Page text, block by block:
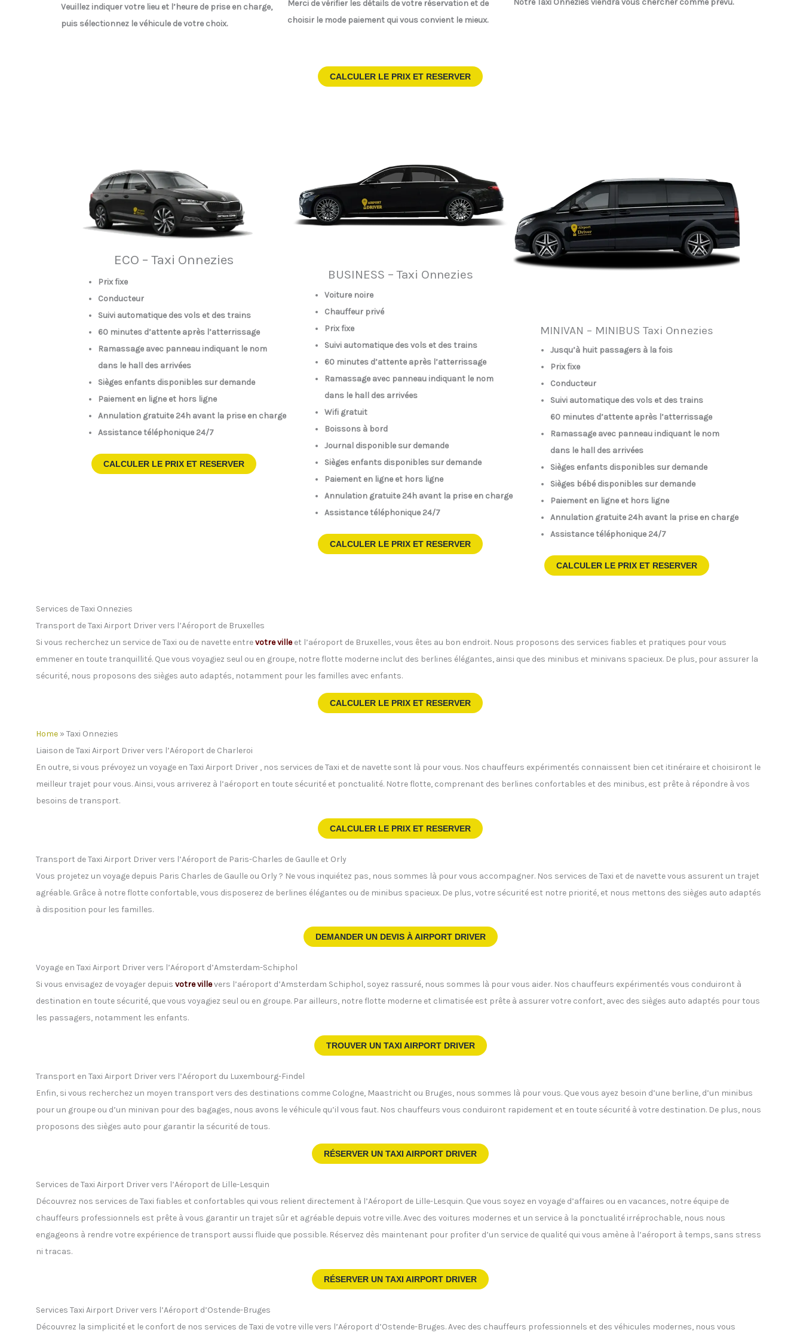
Veuillez indiquer votre lieu et l’heure de prise en charge,
puis sélectionnez le véhicule de votre choix.
Merci de vérifier les détails de votre réservation et de
choisir le mode paiement qui vous convient le mieux.
Notre Taxi Onneziesviendra vous chercher comme prévu.
CALCULER LE PRIX ET RESERVER
ECO – Taxi Onnezies
Prix fixe
Conducteur
Suivi automatique des vols et des trains
60 minutes d’attente après l’atterrissage
Ramassage avec panneau indiquant le nom
dans le hall des arrivées
Sièges enfants disponibles sur demande
Paiement en ligne et hors ligne
Annulation gratuite 24h avant la prise en charge
Assistance téléphonique 24/7
CALCULER LE PRIX ET RESERVER
BUSINESS – Taxi Onnezies
Voiture noire
Chauffeur privé
Prix fixe
Suivi automatique des vols et des trains
60 minutes d’attente après l’atterrissage
Ramassage avec panneau indiquant le nom
dans le hall des arrivées
Wifi gratuit
Boissons à bord
Journal disponible sur demande
Sièges enfants disponibles sur demande
Paiement en ligne et hors ligne
Annulation gratuite 24h avant la prise en charge
Assistance téléphonique 24/7
CALCULER LE PRIX ET RESERVER
MINIVAN – MINIBUS Taxi Onnezies
Jusqu’à huit passagers à la fois
Prix fixe
Conducteur
Suivi automatique des vols et des trains
60 minutes d’attente après l’atterrissage
Ramassage avec panneau indiquant le nom
dans le hall des arrivées
Sièges enfants disponibles sur demande
Sièges bébé disponibles sur demande
Paiement en ligne et hors ligne
Annulation gratuite 24h avant la prise en charge
Assistance téléphonique 24/7
CALCULER LE PRIX ET RESERVER
Services de Taxi Onnezies
Transport de Taxi Airport Driver vers l’Aéroport de Bruxelles
Si vous recherchez un service de Taxi ou de navette entrevotre ville et l’aéroport de Bruxelles, vous êtes au bon endroit. Nous proposons des services fiables et pratiques pour vous
emmener en toute tranquillité. Que vous voyagiez seul ou en groupe, notre flotte moderne inclut des berlines élégantes, ainsi que des minibus et minivans spacieux. De plus, pour assurer la
sécurité, nous proposons des sièges auto adaptés, notamment pour les familles avec enfants.
CALCULER LE PRIX ET RESERVER
Home » Taxi Onnezies
Liaison de Taxi Airport Driver vers l’Aéroport de Charleroi
En outre, si vous prévoyez un voyage en Taxi Airport Driver , nos services de Taxi et de navette sont là pour vous. Nos chauffeurs expérimentés connaissent bien cet itinéraire et choisiront le
meilleur trajet pour vous. Ainsi, vous arriverez à l’aéroport en toute sécurité et ponctualité. Notre flotte, comprenant des berlines confortables et des minibus, est prête à répondre à vos
besoins de transport.
CALCULER LE PRIX ET RESERVER
Transport de Taxi Airport Driver vers l’Aéroport de Paris-Charles de Gaulle et Orly
Vous projetez un voyage depuis Paris Charles de Gaulle ou Orly ? Ne vous inquiétez pas, nous sommes là pour vous accompagner. Nos services de Taxi et de navette vous assurent un trajet
agréable. Grâce à notre flotte confortable, vous disposerez de berlines élégantes ou de minibus spacieux. De plus, votre sécurité est notre priorité, et nous mettons des sièges auto adaptés
à disposition pour les familles.
DEMANDER UN DEVIS ÀAIRPORT DRIVER
Voyage en Taxi Airport Driver vers l’Aéroport d’Amsterdam-Schiphol
Si vous envisagez de voyager depuis votre villevers l’aéroport d’Amsterdam Schiphol, soyez rassuré, nous sommes là pour vous aider. Nos chauffeurs expérimentés vous conduiront à
destination en toute sécurité, que vous voyagiez seul ou en groupe. Par ailleurs, notre flotte moderne et climatisée est prête à assurer votre confort, avec des sièges auto adaptés pour tous
les passagers, notamment les enfants.
TROUVER UN TAXI AIRPORT DRIVER
Transport en Taxi Airport Driver vers l’Aéroport du Luxembourg-Findel
Enfin, si vous recherchez un moyen transport vers des destinations comme Cologne, Maastricht ou Bruges, nous sommes là pour vous. Que vous ayez besoin d’une berline, d’un minibus
pour un groupe ou d’un minivan pour des bagages, nous avons le véhicule qu’il vous faut. Nos chauffeurs vous conduiront rapidement et en toute sécurité à votre destination. De plus, nous
proposons des sièges auto pour garantir la sécurité de tous.
RÉSERVER UN TAXI AIRPORT DRIVER
Services de Taxi Airport Driver vers l’Aéroport de Lille-Lesquin
Découvrez nos services de Taxi fiables et confortables qui vous relient directement à l’Aéroport de Lille-Lesquin. Que vous soyez en voyage d’affaires ou en vacances, notre équipe de
chauffeurs professionnels est prête à vous garantir un trajet sûr et agréable depuis votre ville. Avec des voitures modernes et un service à la ponctualité irréprochable, nous nous
engageons à rendre votre expérience de transport aussi fluide que possible. Réservez dès maintenant pour profiter d’un service de qualité qui vous amène à l’aéroport à temps, sans stress
ni tracas.
RÉSERVER UN TAXI AIRPORT DRIVER
Services Taxi Airport Driver vers l’Aéroport d’Ostende-Bruges
Découvrez la simplicité et le confort de nos services de Taxi de votre ville vers l’Aéroport d’Ostende-Bruges. Avec des chauffeurs professionnels et des véhicules modernes, nous vous